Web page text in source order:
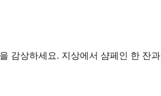
감상하세요. 지상에서 샴페인 한 잔과